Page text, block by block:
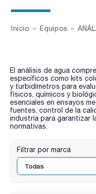
Inicio Equipos
El análisis de agua
específicos como kits
y turbidímetros para
físicos, químicos y
esenciales en ensayos
fuentes, control de la
industria para garantizar
normativas.
Filtrar por marca